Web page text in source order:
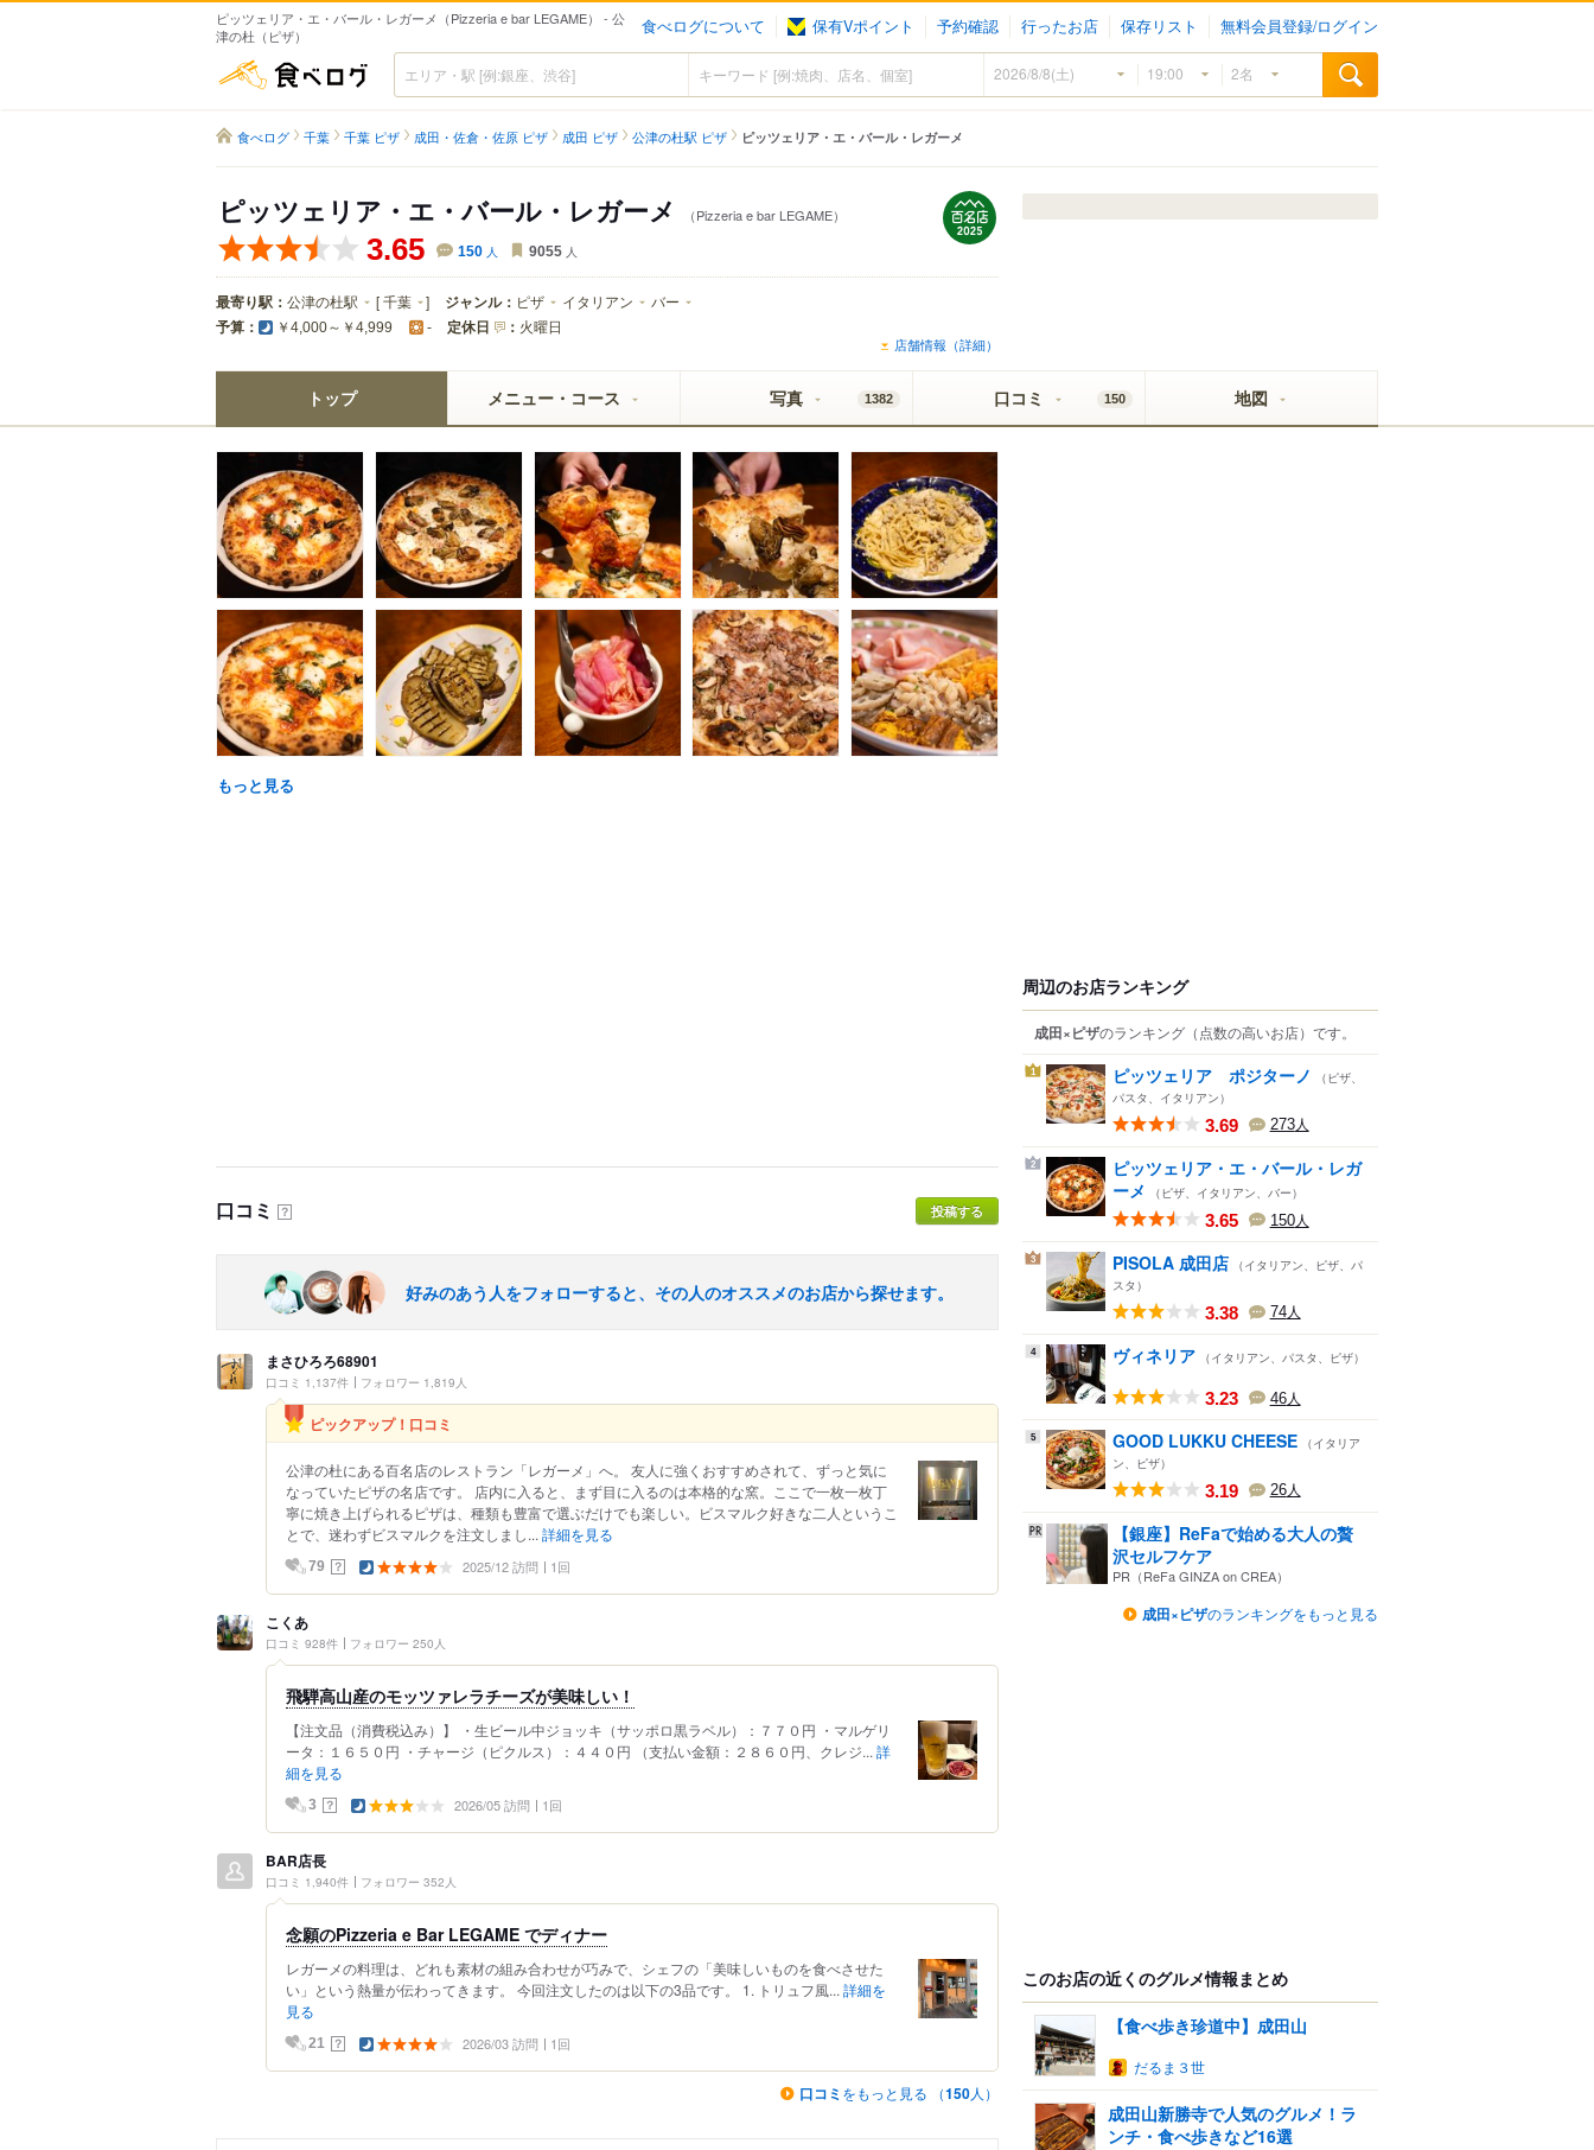
ピッツェリア・エ・バール・レガーメ（Pizzeria e bar LEGAME） - 公
津の杜（ピザ）
食べログについて 保有Vポイント 予約確認 行ったお店 保存リスト 無料会員登録/ログイン
食べログ
食べログ 千葉 千葉 ピザ 成田・佐倉・佐原 ピザ 成田 ピザ 公津の杜駅 ピザ ピッツェリア・エ・バール・レガーメ
ピッツェリア・エ・バール・レガーメ （Pizzeria e bar LEGAME）
3.65 150 人 9055 人
最寄り駅： 公津の杜駅 [千葉 ] ジャンル： ピザ イタリアン バー
予算： ￥4,000～￥4,999 - 定休日 ： 火曜日
店舗情報（詳細）
トップ メニュー・コース 写真 1382 口コミ 150 地図
もっと見る
口コミ ？ 投稿する
好みのあう人をフォローすると、その人のオススメのお店から探せます。
まさひろろ68901
口コミ 1,137件 フォロワー 1,819人
ピックアップ！口コミ
公津の杜にある百名店のレストラン「レガーメ」へ。 友人に強くおすすめされて、ずっと気に
なっていたピザの名店です。 店内に入ると、まず目に入るのは本格的な窯。ここで一枚一枚丁
寧に焼き上げられるピザは、種類も豊富で選ぶだけでも楽しい。ビスマルク好きな二人というこ
とで、迷わずビスマルクを注文しまし... 詳細を見る
79 ？ 2025/12 訪問 1回
こくあ
口コミ 928件 フォロワー 250人
飛騨高山産のモッツァレラチーズが美味しい！
【注文品（消費税込み）】 ・生ビール中ジョッキ（サッポロ黒ラベル）：７７０円 ・マルゲリ
ータ：１６５０円 ・チャージ（ピクルス）：４４０円 （支払い金額：２８６０円、クレジ... 詳
細を見る
3 ？ 2026/05 訪問 1回
BAR店長
口コミ 1,940件 フォロワー 352人
念願のPizzeria e Bar LEGAME でディナー
レガーメの料理は、どれも素材の組み合わせが巧みで、シェフの「美味しいものを食べさせた
い」という熱量が伝わってきます。 今回注文したのは以下の3品です。 1. トリュフ風... 詳細を
見る
21 ？ 2026/03 訪問 1回
口コミ をもっと見る （150人）
周辺のお店ランキング
成田×ピザのランキング （点数の高いお店） です。
1 ピッツェリア ポジターノ
（ピザ、
パスタ、イタリアン）
3.69 273人
2
ピッツェリア・エ・バール・レガ
ーメ
（ピザ、イタリアン、バー）
3.65 150人
3 PISOLA 成田店 （イタリアン、ピザ、パ
スタ）
3.38 74人
4 ヴィネリア （イタリアン、パスタ、ピザ）
3.23 46人
5 GOOD LUKKU CHEESE （イタリア
ン、ピザ）
3.19 26人
【銀座】ReFaで始める大人の贅
沢セルフケア
PR（ReFa GINZA on CREA）
成田×ピザのランキングをもっと見る
このお店の近くのグルメ情報まとめ
【食べ歩き珍道中】成田山
だるま３世
成田山新勝寺で人気のグルメ！ラ
ンチ・食べ歩きなど16選